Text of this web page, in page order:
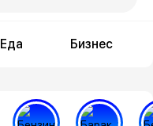
Еда Бизнес